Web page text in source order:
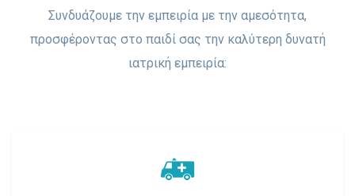
Συνδυάζουμε την εμπειρία με την αμεσότητα,
προσφέροντας στο παιδί σας την καλύτερη δυνατή
ιατρική εμπειρία: